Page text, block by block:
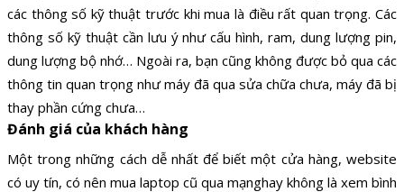
các thông số kỹ thuật trước khi mua là điều rất quan trọng. Các
thông số kỹ thuật cần lưu ý như cấu hình, ram, dung lượng pin,
dung lượng bộ nhớ… Ngoài ra, bạn cũng không được bỏ qua các
thông tin quan trọng như máy đã qua sửa chữa chưa, máy đã bị
thay phần cứng chưa…
Đánh giá của khách hàng
Một trong những cách dễ nhất để biết một cửa hàng, website
có uy tín, có nên mua laptop cũ qua mạnghay không là xem bình